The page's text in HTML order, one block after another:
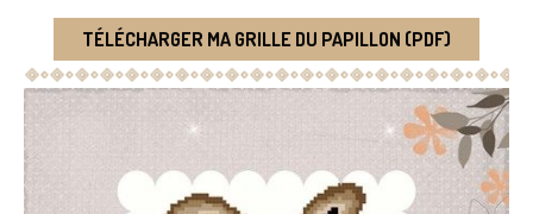
TÉLÉCHARGER MA GRILLE DU PAPILLON (PDF)